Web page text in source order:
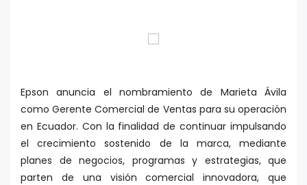
Epson anuncia el nombramiento de Marieta Ávila
como Gerente Comercial de Ventas para su operación
en Ecuador. Con la finalidad de continuar impulsando
el crecimiento sostenido de la marca, mediante
planes de negocios, programas y estrategias, que
parten de una visión comercial innovadora, que